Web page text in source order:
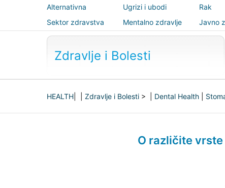
Alternativna
medicina
Ugrizi i ubodi Rak
Sektor zdravstva
Mentalno zdravlje
Javno
sigurnost
Zdravlje i Bolesti
HEALTH Zdravlje i Bolesti > | Dental Health
O različite